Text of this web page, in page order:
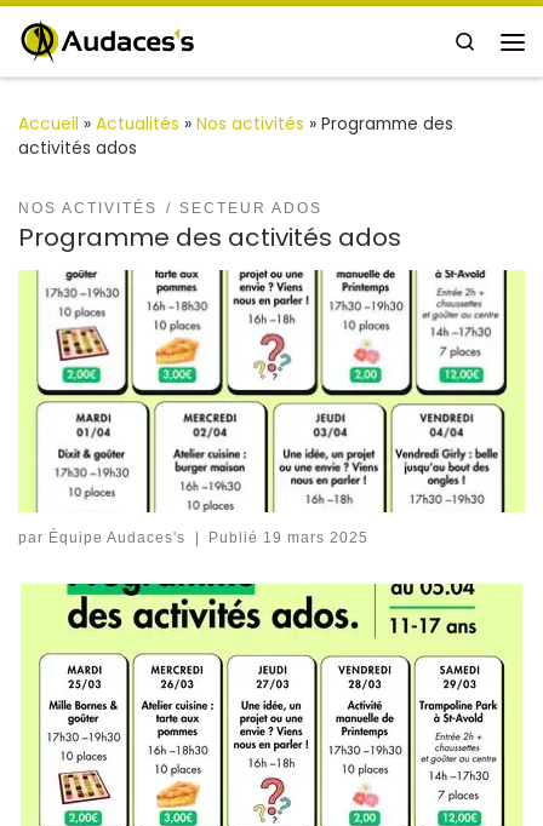
Passer au contenu
Search
Accueil » Actualités » Nos activités » Programme des
activités ados
NOS ACTIVITÉS SECTEUR ADOS
Programme des activités ados
par Équipe Audaces's | Publié 19 mars 2025